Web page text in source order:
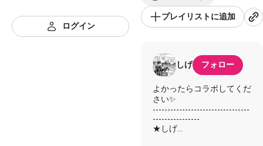
ログイン
プレイリストに追加
しげ フォロー
よかったらコラボしてくだ
さい✨
---------------------------------
----------------
★しげ